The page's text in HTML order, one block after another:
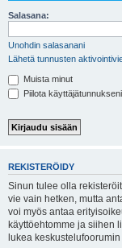
Salasana:
Unohdin salasanani
Lähetä tunnusten
Muista minut
Piilota
REKISTERÖIDY
Sinun tulee olla
vie vain hetken, mutta
voi myös antaa
käyttöehtomme ja siihen
lukea keskustelufoorumin